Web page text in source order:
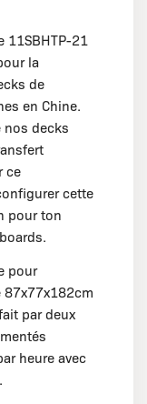
11SBHTP-21
la
de
en Chine.
nos decks
ce
cette
pour ton
pour
par deux
heure avec